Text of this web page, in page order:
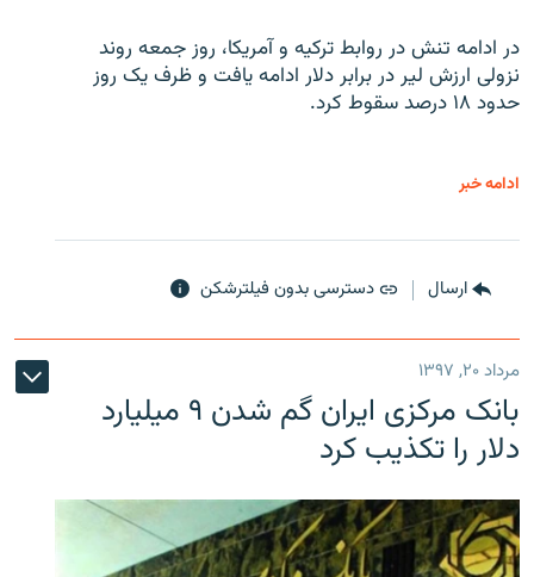
در ادامه تنش در روابط ترکیه و آمریکا، روز جمعه روند
نزولی ارزش لیر در برابر دلار ادامه یافت و ظرف یک روز
حدود ۱۸ درصد سقوط کرد.
ادامه خبر
ارسال دسترسی بدون فیلترشکن
مرداد ۲۰, ۱۳۹۷
بانک مرکزی ایران گم شدن ۹ میلیارد
دلار را تکذیب کرد